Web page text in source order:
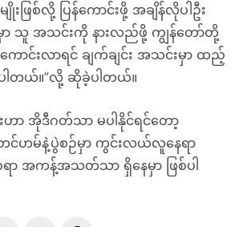
ဖြစ်လို့ ပြန်ကောင်းဖို့ အချိန်လိုပါဦး
ာ သူ အသင်းကို နားလည်ဖို့ ကျွန်တော်တို့
ကောင်းလာရင် ချက်ချင်း အသင်းမှာ ထည့်
ါတယ်။”လို့ ဆိုခဲ့ပါတယ်။
ာ အိုဒီဂတ်သာ မပါနိုင်ရင်တော့
င်ဟမ်နဲ့ပွဲစဉ်မှာ ကွင်းလယ်လူနေရာ
ာ အကန့်အသတ်သာ ရှိနေမှာ ဖြစ်ပါ